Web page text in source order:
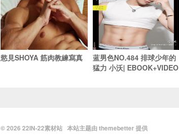
慾見SHOYA 筋肉教練寫真
蓝男色NO.484 排球少年的
猛力 小沃| EBOOK+VIDEO
© 2026 22IN-22素材站 本站主题由 themebetter提供